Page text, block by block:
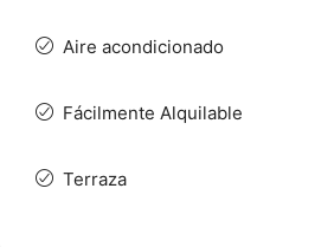
Aire acondicionado
Fácilmente Alquilable
Terraza